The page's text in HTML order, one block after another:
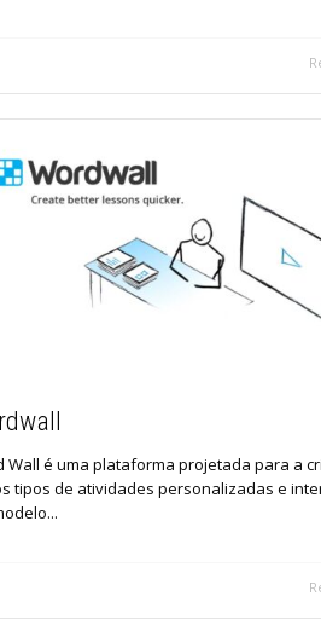
Wall é uma plataforma projetada para a
tipos de atividades personalizadas e